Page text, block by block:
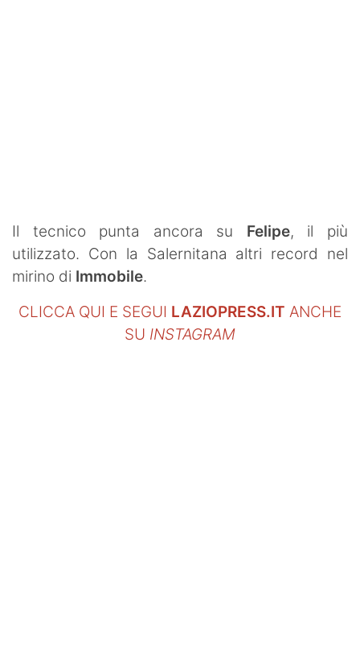
SHOP LAZIO
Contatti
Il tecnico punta ancora su Felipe, il più
utilizzato. Con la Salernitana altri record nel
mirino di Immobile.
CLICCA QUI E SEGUI LAZIOPRESS.IT ANCHE
SU INSTAGRAM